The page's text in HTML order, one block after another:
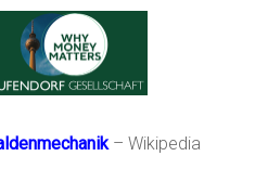
– Wikipedia